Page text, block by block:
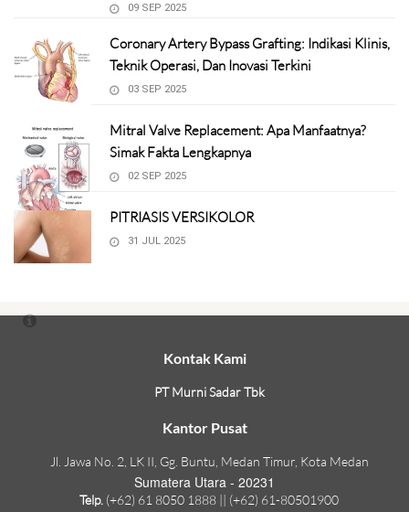
09 SEP 2025
Coronary Artery Bypass Grafting: Indikasi Klinis,
Teknik Operasi, Dan Inovasi Terkini
03 SEP 2025
Mitral Valve Replacement: Apa Manfaatnya?
Simak Fakta Lengkapnya
02 SEP 2025
PITRIASIS VERSIKOLOR
31 JUL 2025
Kontak Kami
PT Murni Sadar Tbk
Kantor Pusat
Jl. Jawa No. 2, LK II, Gg. Buntu, Medan Timur, Kota Medan
Sumatera Utara - 20231
Telp. (+62) 61 8050 1888 || (+62) 61-80501900